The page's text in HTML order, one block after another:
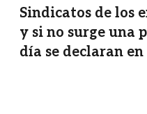
Sindicatos de los
y si no surge una
día se declaran